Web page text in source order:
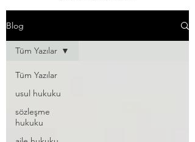
Blog
Tüm Yazılar
usul hukuku
sözleşme
hukuku
Tüm Yazılar